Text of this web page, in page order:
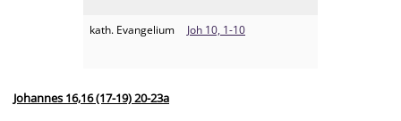
kath. Evangelium Joh 10, 1-10
Johannes 16,16 (17-19) 20-23a